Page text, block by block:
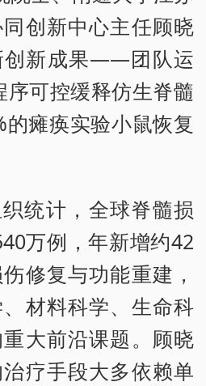
创新中心主任顾晓
创新成果——团队运
序可控缓释仿生脊髓
的瘫痪实验小鼠恢复
统计，全球脊髓损
万例，年新增约42
修复与功能重建，
材料科学、生命科
大前沿课题。顾晓
疗手段大多依赖单